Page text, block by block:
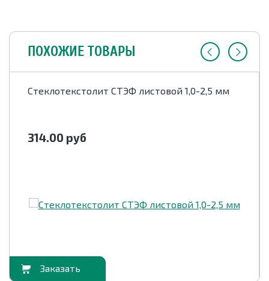
ПОХОЖИЕ ТОВАРЫ
Стеклотекстолит СТЭФ листовой 1,0-2,5 мм
314.00 руб